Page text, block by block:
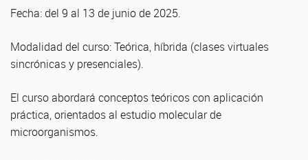
Fecha: del 9 al 13 de junio de 2025.
Modalidad del curso: Teórica, híbrida (clases virtuales
sincrónicas y presenciales).
El curso abordará conceptos teóricos con aplicación
práctica, orientados al estudio molecular de
microorganismos.